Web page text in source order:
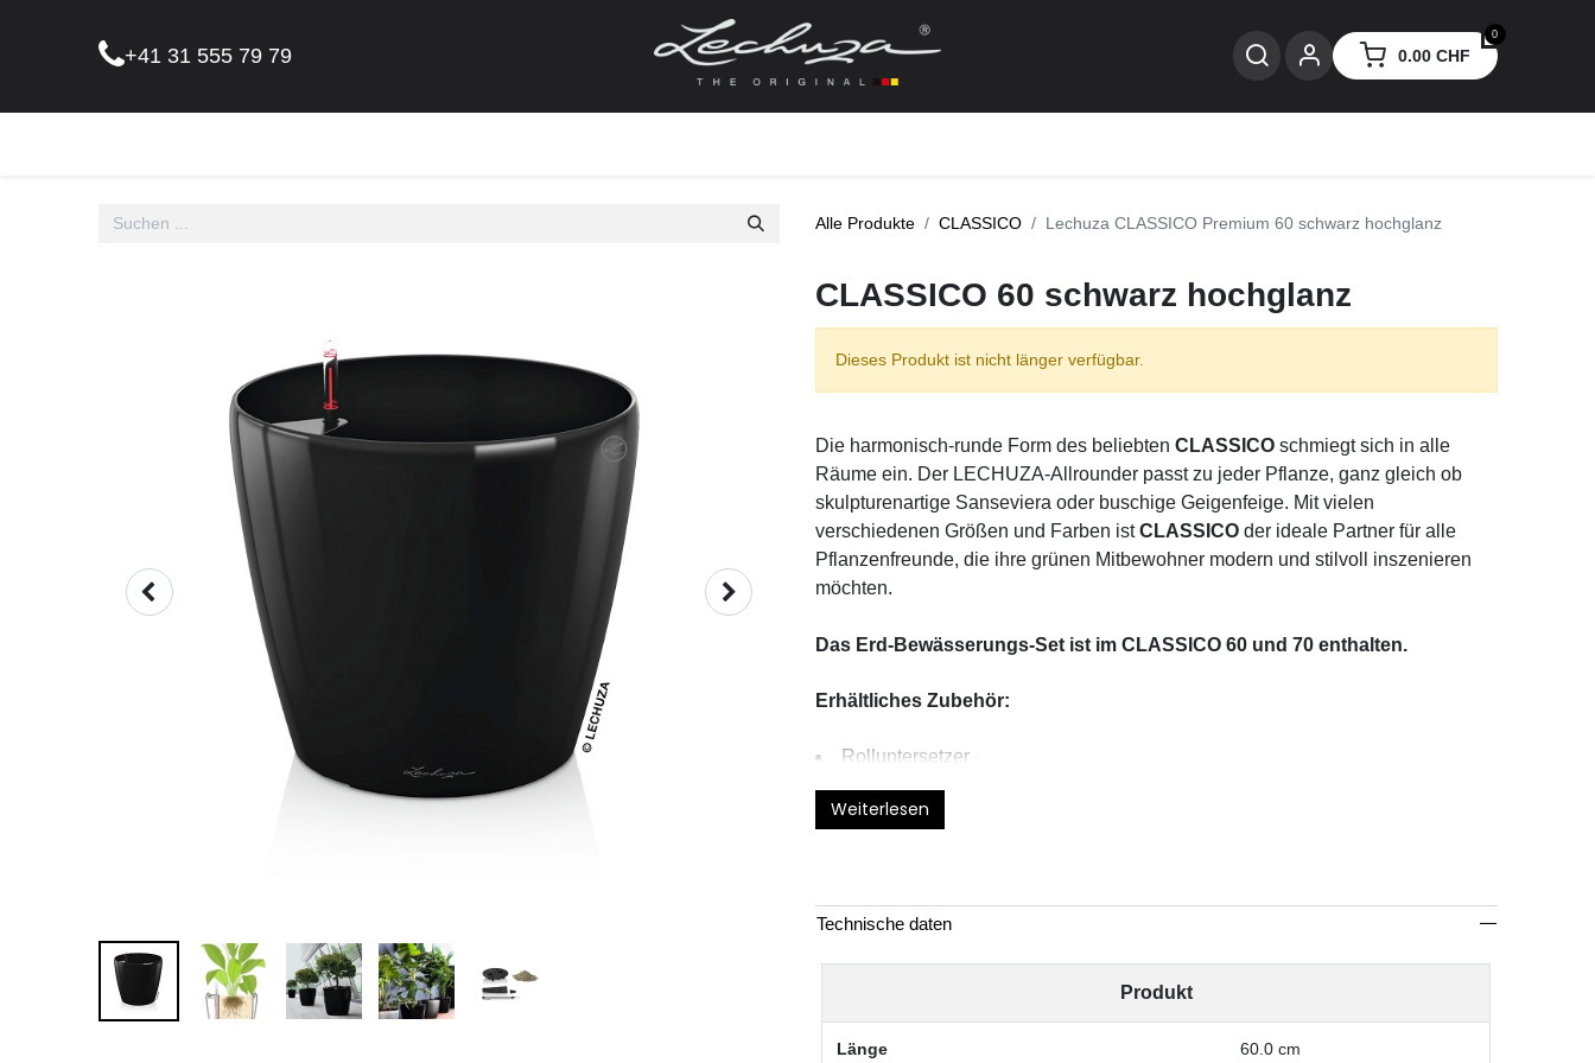
+41 31 555 79 79
0
0.00CHF
Alle Produkte CLASSICO Lechuza CLASSICO Premium 60 schwarz hochglanz
CLASSICO 60 schwarz hochglanz
Dieses Produkt ist nicht länger verfügbar.
Die harmonisch-runde Form des beliebten CLASSICO schmiegt sich in alle
Räume ein. Der LECHUZA-Allrounder passt zu jeder Pflanze, ganz gleich ob
skulpturenartige Sanseviera oder buschige Geigenfeige. Mit vielen
verschiedenen Größen und Farben istCLASSICO der ideale Partner für alle
Pflanzenfreunde, die ihre grünen Mitbewohner modern und stilvoll inszenieren
möchten.
Das Erd-Bewässerungs-Set ist im CLASSICO 60 und 70 enthalten.
Erhältliches Zubehör:
Rolluntersetzer
Weiterlesen
Technische daten
Produkt
Länge 60.0 cm